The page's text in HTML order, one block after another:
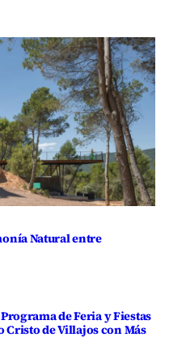
Natural entre
de Feria y Fiestas
Cristo de Villajos con Más